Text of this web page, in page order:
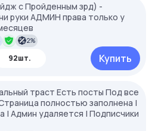
c Пройденным зрд) -
руки АДМИН права только у
2%
92шт. Купить
траст Есть посты Под все
полностью заполнена |
| Админ удаляется | Подписчики